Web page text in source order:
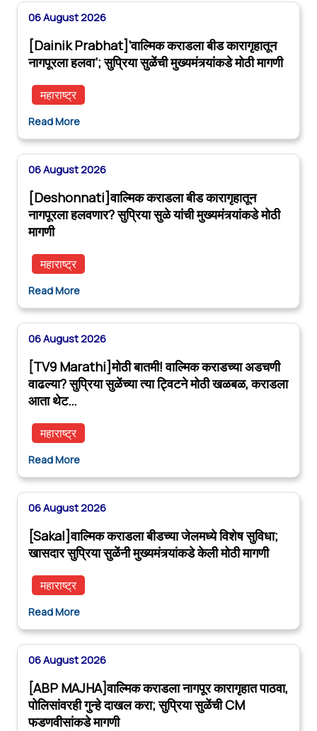
06 August 2026
[Dainik Prabhat]‘वाल्मिक कराडला बीड कारागृहातून
नागपूरला हलवा’; सुप्रिया सुळेंची मुख्यमंत्र्यांकडे मोठी मागणी
महाराष्ट्र
Read More
06 August 2026
[Deshonnati]वाल्मिक कराडला बीड कारागृहातून
नागपूरला हलवणार? सुप्रिया सुळे यांची मुख्यमंत्र्यांकडे मोठी
मागणी
महाराष्ट्र
Read More
06 August 2026
[TV9 Marathi]मोठी बातमी! वाल्मिक कराडच्या अडचणी
वाढल्या? सुप्रिया सुळेंच्या त्या ट्विटने मोठी खळबळ, कराडला
आता थेट…
महाराष्ट्र
Read More
06 August 2026
[Sakal]वाल्मिक कराडला बीडच्या जेलमध्ये विशेष सुविधा;
खासदार सुप्रिया सुळेंनी मुख्यमंत्र्यांकडे केली मोठी मागणी
महाराष्ट्र
Read More
06 August 2026
[ABP MAJHA]वाल्मिक कराडला नागपूर कारागृहात पाठवा,
पोलिसांवरही गुन्हे दाखल करा; सुप्रिया सुळेंची CM
फडणवीसांकडे मागणी